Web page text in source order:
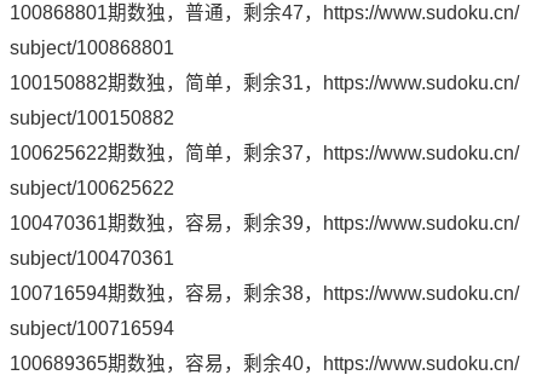
100868801期数独，普通，剩余47，
https://www.sudoku.cn/
subject/100868801
100150882期数独，简单，剩余31，
https://www.sudoku.cn/
subject/100150882
100625622期数独，简单，剩余37，
https://www.sudoku.cn/
subject/100625622
100470361期数独，容易，剩余39，
https://www.sudoku.cn/
subject/100470361
100716594期数独，容易，剩余38，
https://www.sudoku.cn/
subject/100716594
100689365期数独，容易，剩余40，
https://www.sudoku.cn/